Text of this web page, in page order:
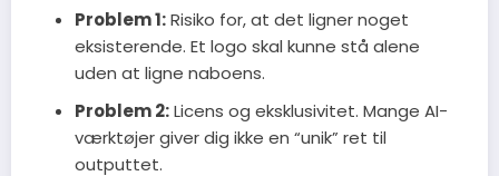
Problem 1:Risiko for, at det ligner noget
eksisterende. Et logo skal kunne stå alene
uden at ligne naboens.
Problem 2:Licens og eksklusivitet. Mange AI-
værktøjer giver dig ikke en “unik” ret til
outputtet.